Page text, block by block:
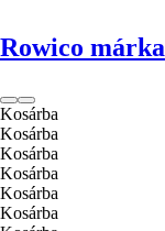
Rowico márka
Kosárba
Kosárba
Kosárba
Kosárba
Kosárba
Kosárba